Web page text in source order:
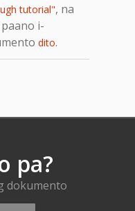
tutorial", na
i-
dito.
pa?
dokumento